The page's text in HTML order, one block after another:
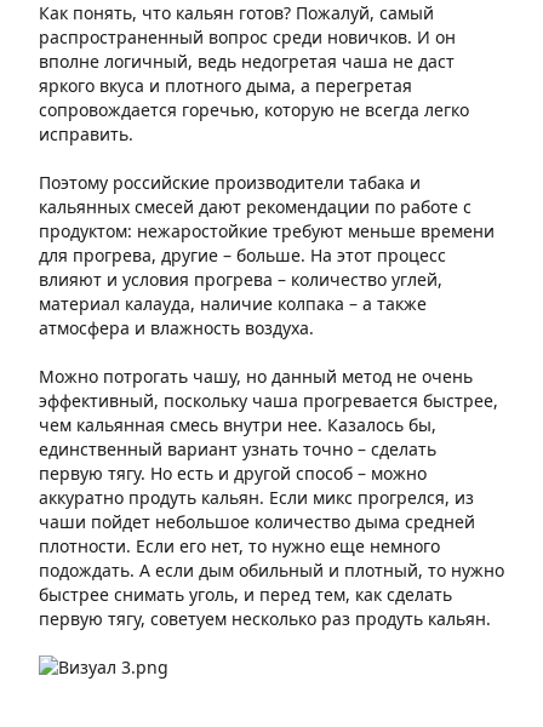
Как понять, что кальян готов? Пожалуй, самый
распространенный вопрос среди новичков. И он
вполне логичный, ведь недогретая чаша не даст
яркого вкуса и плотного дыма, а перегретая
сопровождается горечью, которую не всегда легко
исправить.
Поэтому российские производители табака и
кальянных смесей дают рекомендации по работе с
продуктом: нежаростойкие требуют меньше времени
для прогрева, другие – больше. На этот процесс
влияют и условия прогрева – количество углей,
материал калауда, наличие колпака – а также
атмосфера и влажность воздуха.
Можно потрогать чашу, но данный метод не очень
эффективный, поскольку чаша прогревается быстрее,
чем кальянная смесь внутри нее. Казалось бы,
единственный вариант узнать точно – сделать
первую тягу. Но есть и другой способ – можно
аккуратно продуть кальян. Если микс прогрелся, из
чаши пойдет небольшое количество дыма средней
плотности. Если его нет, то нужно еще немного
подождать. А если дым обильный и плотный, то нужно
быстрее снимать уголь, и перед тем, как сделать
первую тягу, советуем несколько раз продуть кальян.